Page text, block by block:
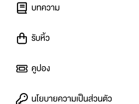
บทความ
รับหิ้ว
คูปอง
นโยบายความเป็นส่วนตัว